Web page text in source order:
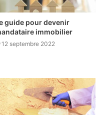
guide pour devenir
immobilier
12 septembre 2022